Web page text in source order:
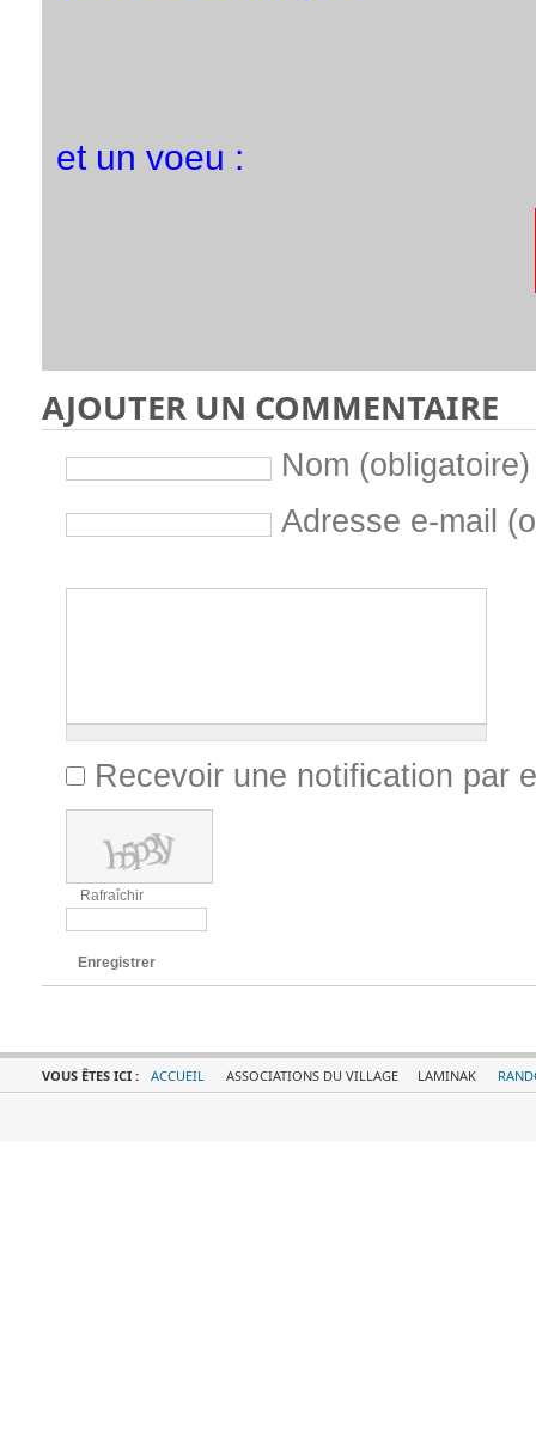
et un voeu :
AJOUTER UN COMMENTAIRE
Nom (obligatoire)
Adresse e-mail
caractères
restants 1000
Suffixe des
restants
Recevoir une notification par
Rafraîchir
Enregistrer
VOUS ÊTES ICI : ACCUEIL ASSOCIATIONS DU VILLAGE LAMINAK